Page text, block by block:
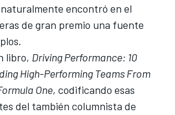
naturalmente encontró en el
de gran premio una fuente
libro, Driving Performance: 10
High-Performing Teams From
One, codificando esas
del también columnista de